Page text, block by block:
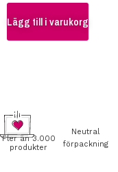
Lägg till i varukorg
Fler än 3.000
produkter
Neutral
förpackning